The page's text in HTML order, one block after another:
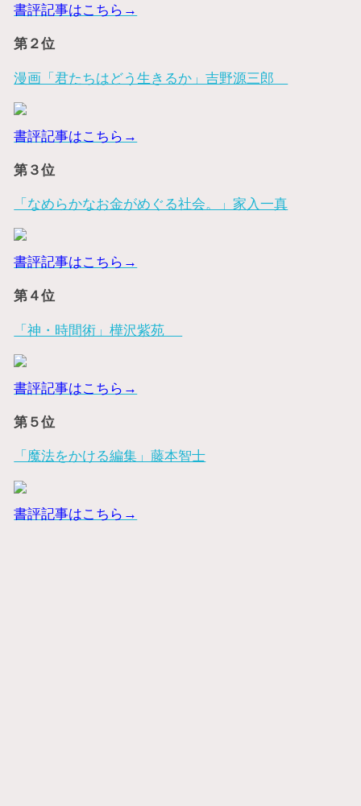
書評記事はこちら→
第２位
漫画「君たちはどう生きるか」吉野源三郎
書評記事はこちら→
第３位
「なめらかなお金がめぐる社会。」家入一真
書評記事はこちら→
第４位
「神・時間術」樺沢紫苑
書評記事はこちら→
第５位
「魔法をかける編集」藤本智士
書評記事はこちら→